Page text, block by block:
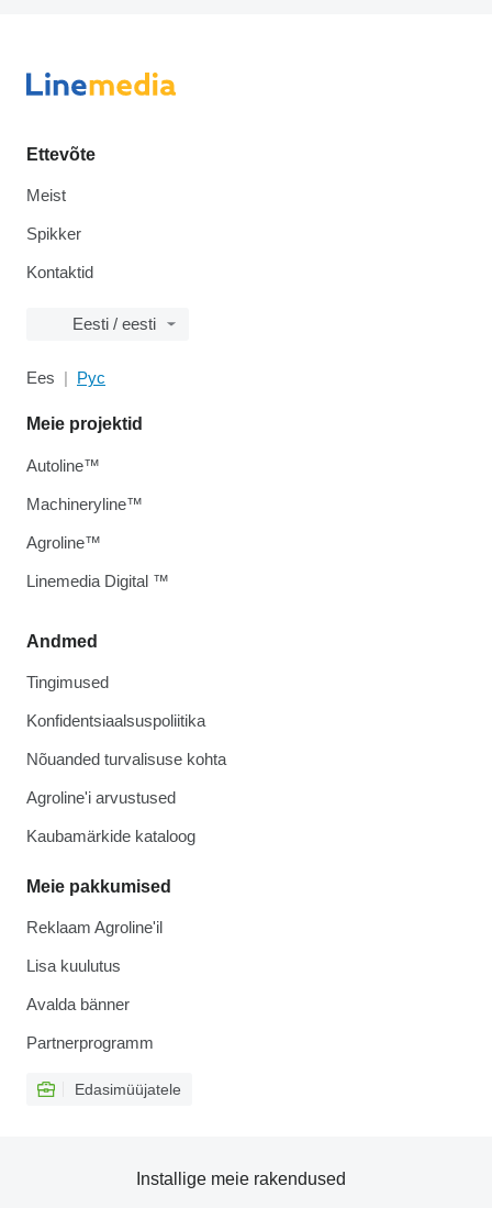
Ettevõte
Meist
Spikker
Kontaktid
Eesti / eesti
Ees Рус
Andmed
Tingimused
Konfidentsiaalsuspoliitika
Nõuanded turvalisuse kohta
Agroline'i arvustused
Kaubamärkide kataloog
Meie pakkumised
Reklaam Agroline'il
Lisa kuulutus
Avalda bänner
Partnerprogramm
Edasimüüjatele
Meie projektid
Autoline™
Machineryline™
Agroline™
Linemedia Digital ™
Installige meie rakendused